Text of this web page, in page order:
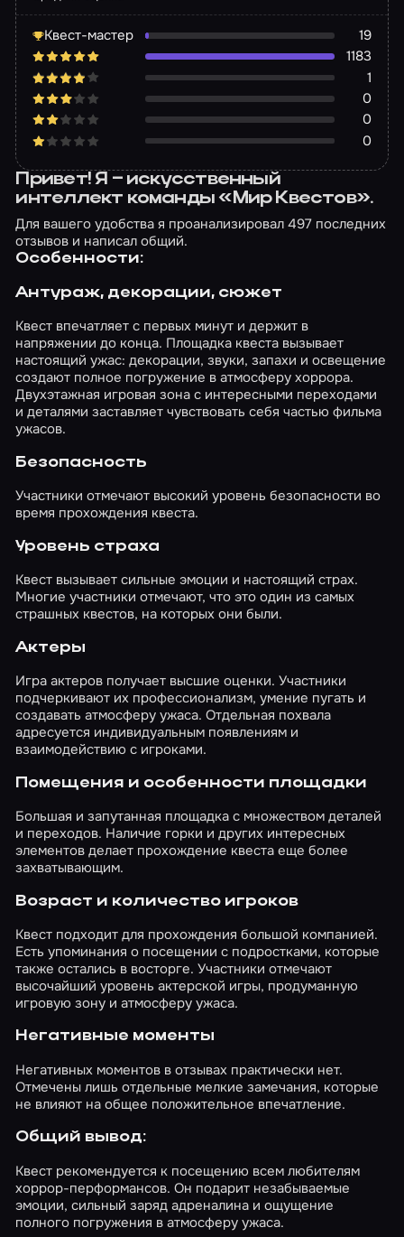
детской с разнообразными игрушками,
коридорах, соединяющих все воедино.
Однако попадались и необычные помещения.
Например, в одном из них скрывалось место
захоронения. Еще было много отсылок к
оригинальному фильму. Самой впечатляющей
из них стала книга о Бабадуке, выполненная
искусно и аутентично. Актерская игра и
персонажи Персонажей было больше, чем
собой воспоминания о прошлом.
Встречающему герою хотелось вручить
медаль за то, как филигранно он погрузил
нас в атмосферу. Он не просто сопровождал
нас, а устроил полноценный интерактивный
перформанс. Демонических сущностей было
обезображенная потусторонним влиянием,
акробатические трюки. Бабадук полностью
соответствовал канону: огромный рост,
шляпа, плащ, уродливое бледное лицо с
улыбкой, гигантские когтистые лапы. Он стал
главной фишкой проекта. Даже рисунки,
изображающие Бабадука, вызывали чувство
тревоги, что уж говорить про встречи в
из темноты, силуэт вдалеке… Эти
чистейший саспенс. Загадки и задания По
жанру это оказалась мистика, в которой упор
Игровой процесс представлял собой
бродилку: мы изучали заброшенный дом и
постоянно сталкивались с разнообразной
паранормальной активностью. Нечисть
появлялась прямо перед нами в виде
динамику перемещений. Загадок не было, но
были задания, связанные с действиями. Нам
пригодились внимательность и смелость, так
как раз за разом приходилось отправляться в
индивидуальные путешествия в дальнюю
часть дома. И, конечно, не обошлось без
конфронтаций со злом в лучших традициях
жанра. Рекомендуется к посещению: Тем, кто
желает испугаться по-настоящемуДинамика
бешеная, а скримеры и конфронтации со
злом идут одна за другой. Тем, кто хочет
бегать на полной скоростиПреследование
монстром здесь – центральная механика, а
не разовый эпизод. Поклонникам
оригинального фильмаОтсылки продуманы
до мелочей – от книги о Бабадуке до самой
атмосферы дома.
Квест-мастер
19
1183
1
0
0
0
Привет! Я – искусственный
интеллект команды «Мир Квестов».
Для вашего удобства я проанализировал 497 последних
отзывов и написал общий.
Особенности:
Антураж, декорации, сюжет
Квест впечатляет с первых минут и держит в
напряжении до конца. Площадка квеста вызывает
настоящий ужас: декорации, звуки, запахи и освещение
создают полное погружение в атмосферу хоррора.
Двухэтажная игровая зона с интересными переходами
и деталями заставляет чувствовать себя частью фильма
ужасов.
Безопасность
Участники отмечают высокий уровень безопасности во
время прохождения квеста.
Уровень страха
Квест вызывает сильные эмоции и настоящий страх.
Многие участники отмечают, что это один из самых
страшных квестов, на которых они были.
Актеры
Игра актеров получает высшие оценки. Участники
подчеркивают их профессионализм, умение пугать и
создавать атмосферу ужаса. Отдельная похвала
адресуется индивидуальным появлениям и
взаимодействию с игроками.
Помещения и особенности площадки
Большая и запутанная площадка с множеством деталей
и переходов. Наличие горки и других интересных
элементов делает прохождение квеста еще более
захватывающим.
Возраст и количество игроков
Квест подходит для прохождения большой компанией.
Есть упоминания о посещении с подростками, которые
также остались в восторге. Участники отмечают
высочайший уровень актерской игры, продуманную
игровую зону и атмосферу ужаса.
Негативные моменты
Негативных моментов в отзывах практически нет.
Отмечены лишь отдельные мелкие замечания, которые
не влияют на общее положительное впечатление.
Общий вывод:
Квест рекомендуется к посещению всем любителям
хоррор-перформансов. Он подарит незабываемые
эмоции, сильный заряд адреналина и ощущение
полного погружения в атмосферу ужаса.